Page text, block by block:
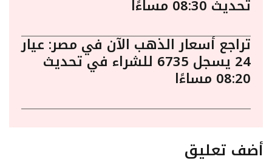
تحديث 08:30 مساءًا
تراجع أسعار الذهب الآن في مصر: عيار
24 يسجل 6735 للشراء في تحديث
08:20 مساءًا
أضف تعليق